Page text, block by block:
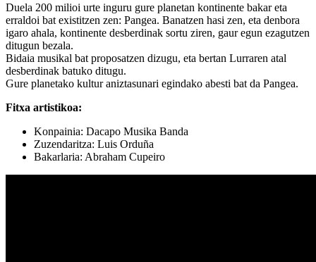
Duela 200 milioi urte inguru gure planetan kontinente bakar eta
erraldoi bat existitzen zen: Pangea. Banatzen hasi zen, eta denbora
igaro ahala, kontinente desberdinak sortu ziren, gaur egun ezagutzen
ditugun bezala.
Bidaia musikal bat proposatzen dizugu, eta bertan Lurraren atal
desberdinak batuko ditugu.
Gure planetako kultur aniztasunari egindako abesti bat da Pangea.
Fitxa artistikoa:
Konpainia: Dacapo Musika Banda
Zuzendaritza: Luis Orduña
Bakarlaria: Abraham Cupeiro